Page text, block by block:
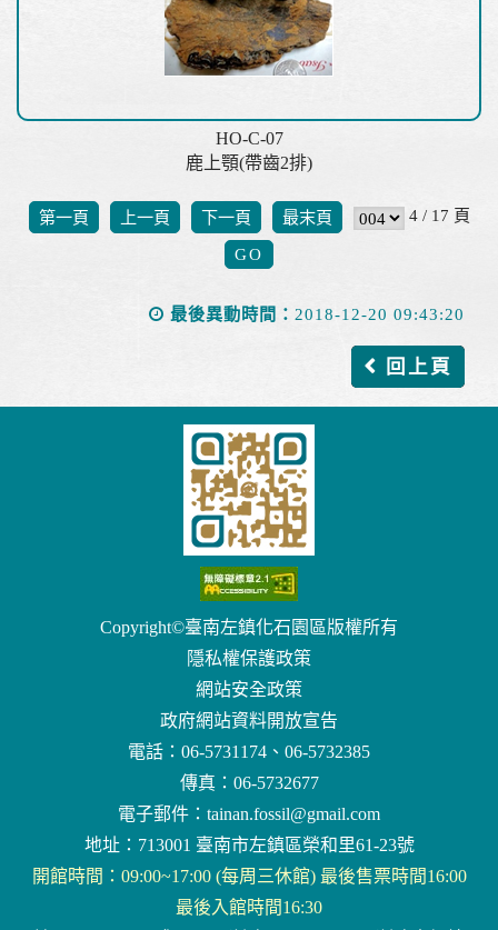
HO-C-07
鹿上顎(帶齒2排)
第一頁 上一頁 下一頁 最末頁 4 / 17 頁
最後異動時間： 2018-12-20 09:43:20
回上頁
Copyright©臺南左鎮化石園區版權所有
隱私權保護政策
網站安全政策
政府網站資料開放宣告
電話：06-5731174、06-5732385
傳真：06-5732677
電子郵件： tainan.fossil@gmail.com
地址：713001 臺南市左鎮區榮和里61-23號
開館時間：09:00~17:00 (每周三休館) 最後售票時間16:00
最後入館時間16:30